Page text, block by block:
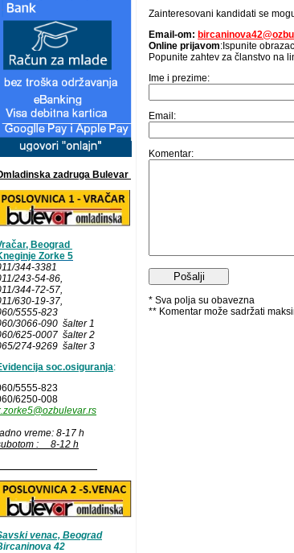
zadruga Bulevar
Beograd
Zorke 5
344-3381
243-54-86
344-72-57,
630-19-37,
5555-823
3066-090 šalter 1
625-0007 šalter 2
274-9269 šalter 3
soc.osiguranja:
5555-823
6250-008
vreme: 8-17 h
: 8-12 h
venac, Beograd
42
Zainteresovani kandidati se
Email-om:
Online prijavom:Ispunite
Popunite zahtev za članstvo na
Ime i prezime:
Email:
Komentar:
* Sva polja su obavezna
** Komentar može sadržati